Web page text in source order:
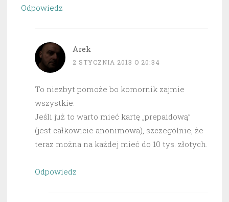
Odpowiedz
Arek
2 STYCZNIA 2013 O 20:34
To niezbyt pomoże bo komornik zajmie
wszystkie.
Jeśli już to warto mieć kartę „prepaidową”
(jest całkowicie anonimowa), szczególnie, że
teraz można na każdej mieć do 10 tys. złotych.
Odpowiedz